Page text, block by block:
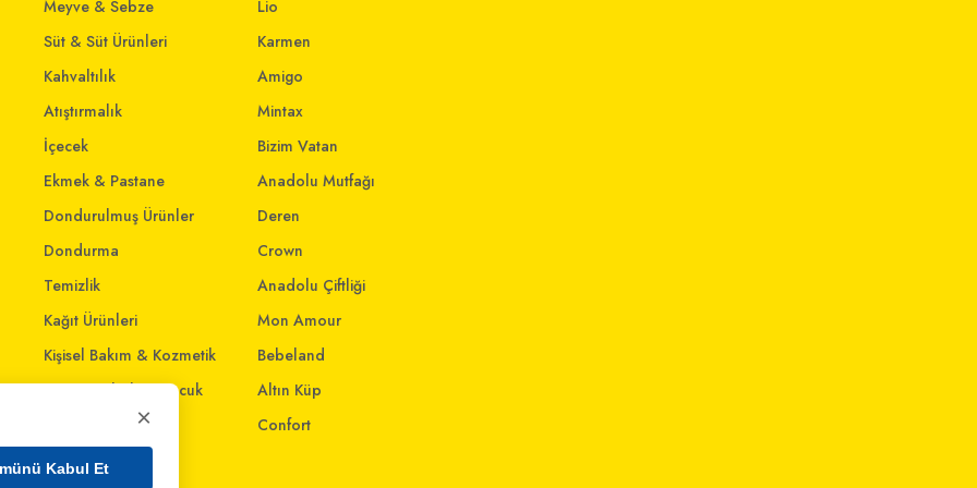
Meyve & Sebze
Süt & Süt Ürünleri
Kahvaltılık
Atıştırmalık
İçecek
Ekmek & Pastane
Dondurulmuş Ürünler
Dondurma
Temizlik
Kağıt Ürünleri
Kişisel Bakım & Kozmetik
Anne - Bebek & Çocuk
Ev & Yaşam
Lio
Karmen
Amigo
Mintax
Bizim Vatan
Anadolu Mutfağı
Deren
Crown
Anadolu Çiftliği
Mon Amour
Bebeland
Altın Küp
Confort
×
Kabul Et